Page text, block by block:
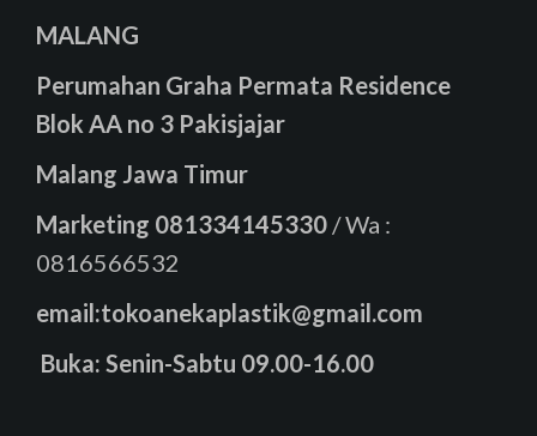
MALANG
Perumahan Graha Permata Residence
Blok AA no 3 Pakisjajar
Malang Jawa Timur
Marketing 081334145330 / Wa :
0816566532
email:tokoanekaplastik@gmail.com
Buka: Senin-Sabtu 09.00-16.00